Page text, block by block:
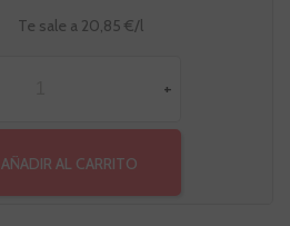
Te sale a 20,85 €/l
+
AÑADIR AL CARRITO